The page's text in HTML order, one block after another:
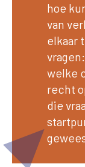
hoe
van
elkaar
welke
recht
die